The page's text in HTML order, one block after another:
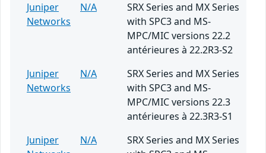
Juniper
Networks
N/A
SRX Series and MX Series
with SPC3 and MS-
MPC/MIC versions 22.2
antérieures à 22.2R3-S2
Juniper
Networks
N/A
SRX Series and MX Series
with SPC3 and MS-
MPC/MIC versions 22.3
antérieures à 22.3R3-S1
Juniper
N/A
SRX Series and MX Series